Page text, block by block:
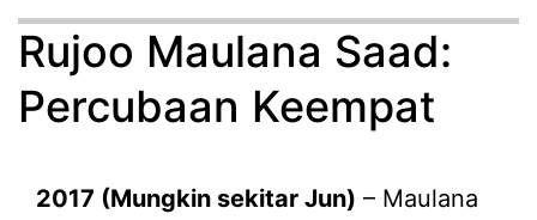
Rujoo Maulana Saad:
Percubaan Keempat
2017 (Mungkin sekitar Jun) – Maulana